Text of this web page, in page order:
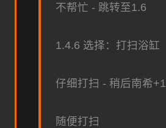
不帮忙 - 跳转至1.6
1.4.6 选择：打扫浴缸
仔细打扫 - 稍后南希+1
随便打扫